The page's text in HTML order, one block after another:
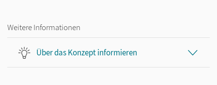
Weitere Informationen
Über das Konzept informieren